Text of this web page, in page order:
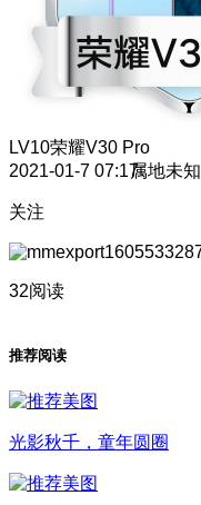
LV10荣耀V30 Pro
2021-01-7 07:17属地未知
关注
32阅读
推荐阅读
光影秋千，童年圆圈